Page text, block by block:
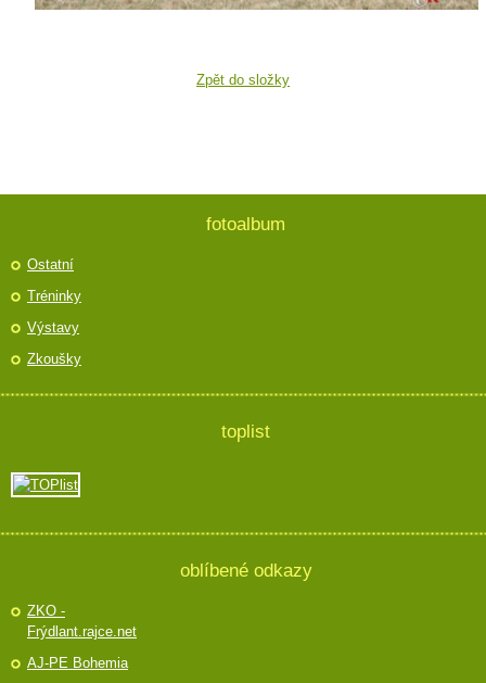
Zpět do složky
fotoalbum
Ostatní
Tréninky
Výstavy
Zkoušky
toplist
oblíbené odkazy
ZKO -
Frýdlant.rajce.net
AJ-PE Bohemia